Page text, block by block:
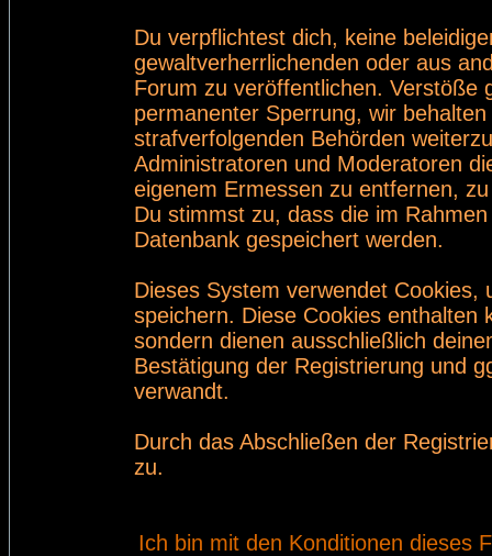
Du verpflichtest dich, keine
gewaltverherrlichenden oder aus
Forum zu veröffentlichen. Verstöße
permanenter Sperrung, wir
strafverfolgenden Behörden
Administratoren und Moderatoren
eigenem Ermessen zu entfernen,
Du stimmst zu, dass die im
Datenbank gespeichert werden.
Dieses System verwendet
speichern. Diese Cookies enthalten
sondern dienen ausschließlich
Bestätigung der Registrierung und
verwandt.
Durch das Abschließen der
zu.
Ich bin mit den Konditionen dieses